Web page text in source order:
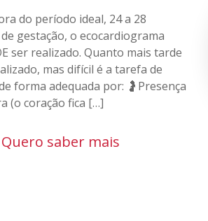
do período ideal, 24 a 28
gestação, o ecocardiograma
ser realizado. Quanto mais tarde
mas difícil é a tarefa de
forma adequada por: 🤰Presença
(o coração fica […]
Quero saber mais